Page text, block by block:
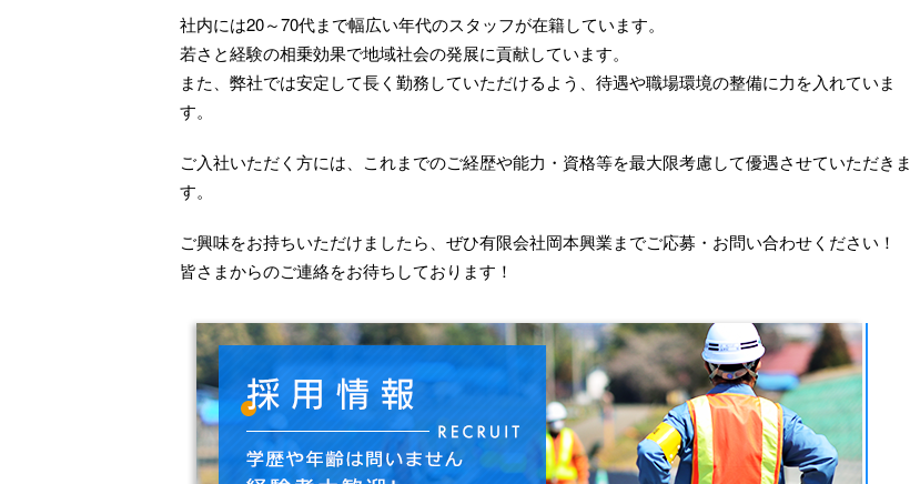
社内には20～70代まで幅広い年代のスタッフが在籍しています。
若さと経験の相乗効果で地域社会の発展に貢献しています。
また、弊社では安定して長く勤務していただけるよう、待遇や職場環境の整備に力を入れていま
す。
ご入社いただく方には、これまでのご経歴や能力・資格等を最大限考慮して優遇させていただきま
す。
ご興味をお持ちいただけましたら、ぜひ有限会社岡本興業までご応募・お問い合わせください！
皆さまからのご連絡をお待ちしております！